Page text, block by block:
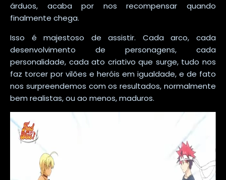
árduos, acaba por nos recompensar quando
finalmente chega.
Isso é majestoso de assistir. Cada arco, cada
desenvolvimento de personagens, cada
personalidade, cada ato criativo que surge, tudo nos
faz torcer por vilões e heróis em igualdade, e de fato
nos surpreendemos com os resultados, normalmente
bem realistas, ou ao menos, maduros.